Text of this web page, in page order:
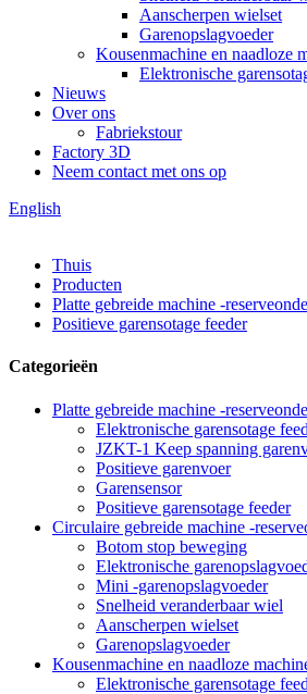
Aanscherpen wielset
Garenopslagvoeder
Kousenmachine en naadloze
Elektronische
Nieuws
Over ons
Fabriekstour
Factory 3D
Neem contact met ons op
English
Thuis
Producten
Platte gebreide machine -
Positieve garensotage feeder
Categorieën
Platte gebreide machine -
Elektronische garensotage
JZKT-1 Keep spanning
Positieve garenvoer
Garensensor
Positieve garensotage feeder
Circulaire gebreide machine -
Botom stop beweging
Elektronische
Mini -garenopslagvoeder
Snelheid veranderbaar wiel
Aanscherpen wielset
Garenopslagvoeder
Kousenmachine en naadloze
Elektronische garensotage